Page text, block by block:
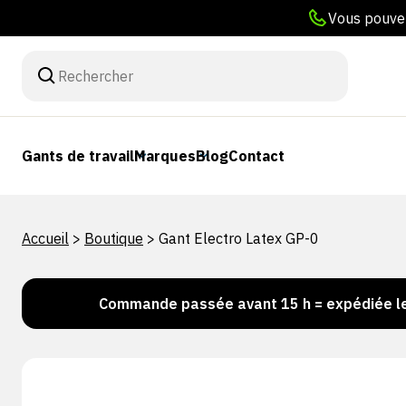
Vous
Gants de travailMarquesBlogContact
Accueil > Boutique > Gant Electro Latex GP-0
Commande passée avant 15 h = expédiée le jour